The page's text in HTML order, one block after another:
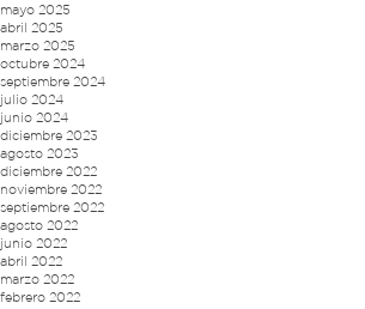
mayo 2025
abril 2025
marzo 2025
octubre 2024
septiembre 2024
julio 2024
junio 2024
diciembre 2023
agosto 2023
diciembre 2022
noviembre 2022
septiembre 2022
agosto 2022
junio 2022
abril 2022
marzo 2022
febrero 2022